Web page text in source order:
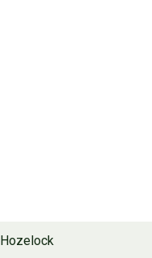
Hozelock